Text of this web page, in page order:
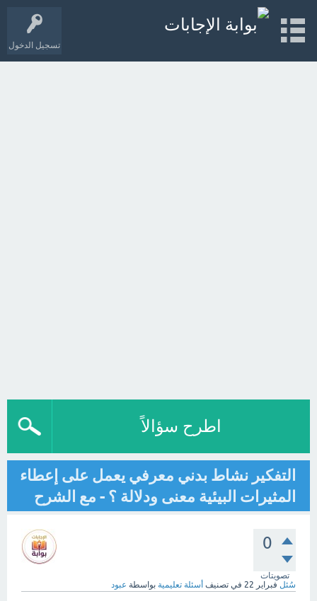
تسجيل الدخول
اطرح سؤالاً
التفكير نشاط بدني معرفي يعمل على إعطاء
المثيرات البيئية معنى ودلالة ؟ - مع الشرح
0
تصويتات
سُئل فبراير 22 في تصنيف أسئلة تعليمية بواسطة عبود